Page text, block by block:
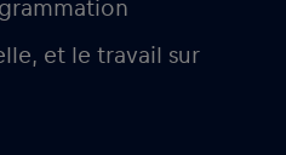
et le travail sur